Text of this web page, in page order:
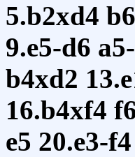
5.b2xd4
9.e5-d6
b4xd2
16.b4xf4
e5 20.e3-f4